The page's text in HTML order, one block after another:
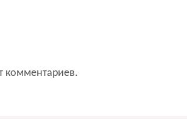
комментариев.